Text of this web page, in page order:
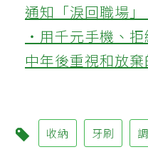
通知「淚回職場
‧用千元手機、
中年後重視和放
收納 牙刷